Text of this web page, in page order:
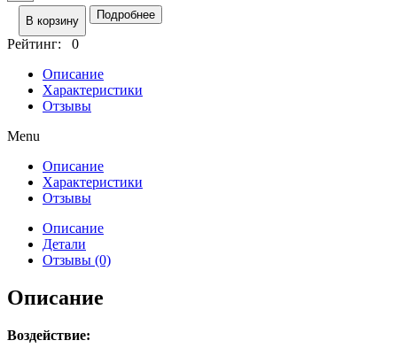
В корзину Подробнее
Рейтинг: 0
Описание
Характеристики
Отзывы
Menu
Описание
Характеристики
Отзывы
Описание
Детали
Отзывы (0)
Описание
Воздействие: